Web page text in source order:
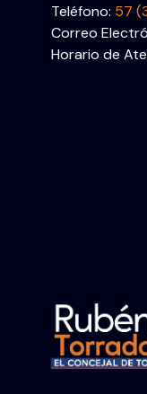
Teléfono: 57
Correo
Horario de